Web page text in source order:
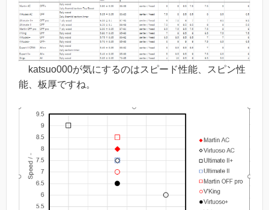
katsuo000が気にするのはスピード性能、スピン性
能、板厚ですね。